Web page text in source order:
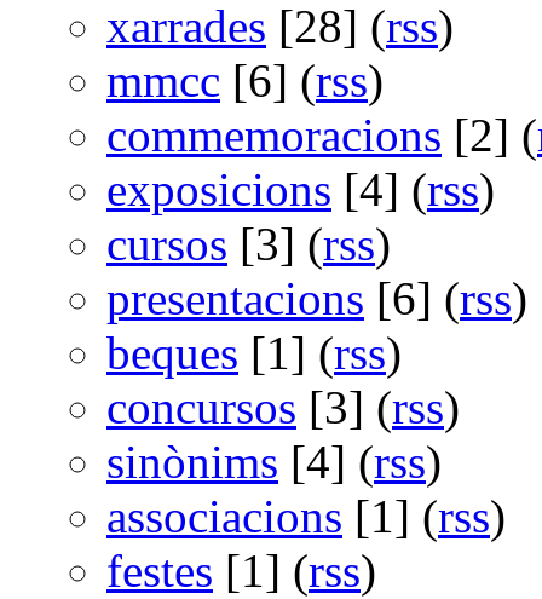
xarrades [28] (rss)
mmcc [6] (rss)
commemoracions [2] (
exposicions [4] (rss)
cursos [3] (rss)
presentacions [6] (rss)
beques [1] (rss)
concursos [3] (rss)
sinònims [4] (rss)
associacions [1] (rss)
festes [1] (rss)